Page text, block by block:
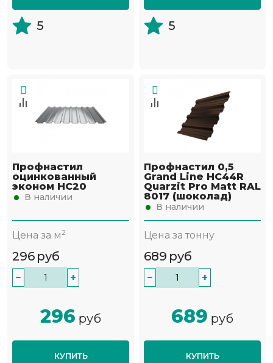
5 5
Профнастил
оцинкованный
эконом НС20
В наличии
Цена за м2
296 руб
− +
296 руб
КУПИТЬ
Профнастил 0,5
Grand Line НС44R
Quarzit Pro Matt RAL
8017 (шоколад)
В наличии
Цена за тонну
689 руб
− +
689 руб
КУПИТЬ